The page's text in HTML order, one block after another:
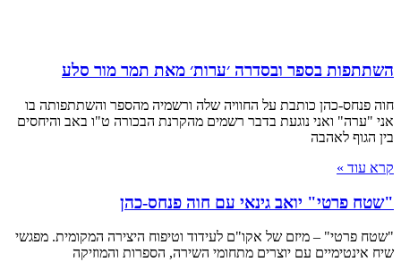
השתתפות בספר ובסדרה ׳ערות׳ מאת תמר מור סלע
חוה פנחס-כהן כותבת על החוויה שלה ורשמיה מהספר והשתתפותה בו
אני "ערה" ואני נוגעת בדבר רשמים מהקרנת הבכורה ט"ו באב והיחסים
בין הגוף לאהבה
קרא עוד »
"שטח פרטי" יואב גינאי עם חוה פנחס-כהן
"שטח פרטי" – מיזם של אקו"ם לעידוד וטיפוח היצירה המקומית. מפגשי
שיח אינטימיים עם יוצרים מתחומי השירה, הספרות והמוזיקה